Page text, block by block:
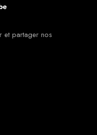
et partager nos